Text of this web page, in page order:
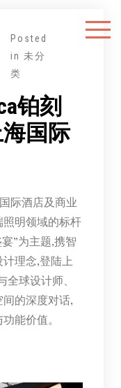
Posted
in 未分
类
铂刻
国际
际酒店及商业
明领域的标杆
”为主题,携智
理念,登陆上
球设计师、
的深度对话,
能价值。